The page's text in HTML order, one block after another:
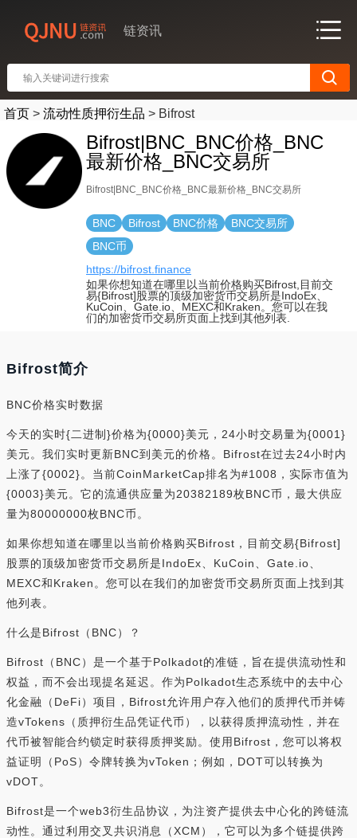
链资讯
首页 > 流动性质押衍生品 > Bifrost
Bifrost|BNC_BNC价格_BNC
最新价格_BNC交易所
Bifrost|BNC_BNC价格_BNC最新价格_BNC交易所
BNC Bifrost BNC价格
BNC交易所
BNC币
https://bifrost.finance
如果你想知道在哪里以当前价格购买Bifrost,目前交
易{Bifrost]股票的顶级加密货币交易所是IndoEx、
KuCoin、Gate.io、MEXC和Kraken。您可以在我
们的加密货币交易所页面上找到其他列表.
Bifrost简介
BNC价格实时数据
今天的实时{二进制}价格为{0000}美元，24小时交易量为{0001}
美元。我们实时更新BNC到美元的价格。Bifrost在过去24小时内
上涨了{0002}。当前CoinMarketCap排名为#1008，实际市值为
{0003}美元。它的流通供应量为20382189枚BNC币，最大供应
量为80000000枚BNC币。
如果你想知道在哪里以当前价格购买Bifrost，目前交易{Bifrost]
股票的顶级加密货币交易所是IndoEx、KuCoin、Gate.io、
MEXC和Kraken。您可以在我们的加密货币交易所页面上找到其
他列表。
什么是Bifrost（BNC）？
Bifrost（BNC）是一个基于Polkadot的准链，旨在提供流动性和
权益，而不会出现提名延迟。作为Polkadot生态系统中的去中心
化金融（DeFi）项目，Bifrost允许用户存入他们的质押代币并铸
造vTokens（质押衍生品凭证代币），以获得质押流动性，并在
代币被智能合约锁定时获得质押奖励。使用Bifrost，您可以将权
益证明（PoS）令牌转换为vToken；例如，DOT可以转换为
vDOT。
Bifrost是一个web3衍生品协议，为注资产提供去中心化的跨链流
动性。通过利用交叉共识消息（XCM），它可以为多个链提供跨